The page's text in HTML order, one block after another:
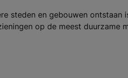
steden en gebouwen
op de meest duurzame